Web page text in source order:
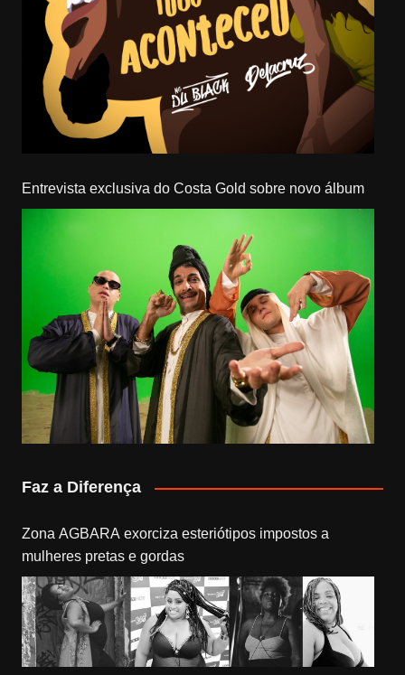
Entrevista exclusiva do Costa Gold sobre novo álbum
Faz a Diferença
Zona AGBARA exorciza esteriótipos impostos a
mulheres pretas e gordas